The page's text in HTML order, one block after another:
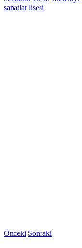
sanatlar lisesi
Önceki Sonraki